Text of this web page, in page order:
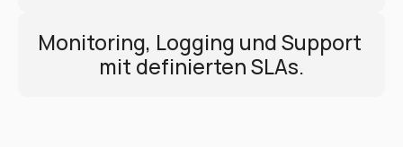
Monitoring, Logging und Support
mit definierten SLAs.